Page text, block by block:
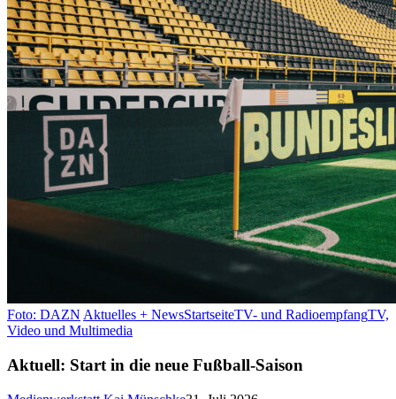
Foto: DAZN Aktuelles + NewsStartseiteTV- und RadioempfangTV,
Video und Multimedia
Aktuell: Start in die neue Fußball-Saison